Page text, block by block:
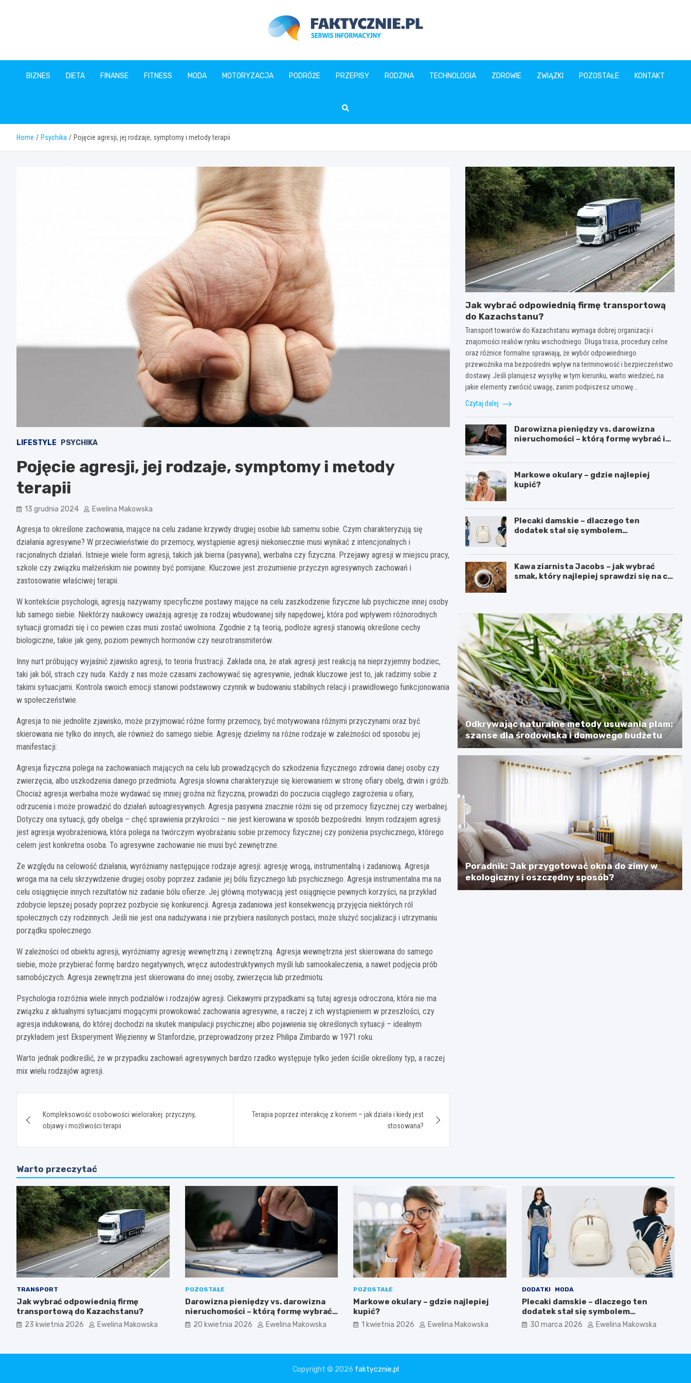
faktycznie.pl
BIZNES DIETA FINANSE FITNESS MODA MOTORYZACJA PODRÓŻE PRZEPISY RODZINA TECHNOLOGIA ZDROWIE ZWIĄZKI POZOSTAŁE KONTAKT
Home Psychika Pojęcie agresji, jej rodzaje, symptomy i metody terapii
LIFESTYLE PSYCHIKA
Pojęcie agresji, jej rodzaje, symptomy i metody
terapii
13 grudnia 2024 Ewelina Makowska
Agresja to określone zachowania, mające na celu zadanie krzywdy drugiej osobie lub samemu sobie. Czym charakteryzują się
działania agresywne? W przeciwieństwie do przemocy, wystąpienie agresji niekoniecznie musi wynikać z intencjonalnych i
racjonalnych działań. Istnieje wiele form agresji, takich jak bierna (pasywna), werbalna czy fizyczna. Przejawy agresji w miejscu pracy,
szkole czy związku małżeńskim nie powinny być pomijane. Kluczowe jest zrozumienie przyczyn agresywnych zachowań i
zastosowanie właściwej terapii.
W kontekście psychologii, agresją nazywamy specyficzne postawy mające na celu zaszkodzenie fizyczne lub psychiczne innej osoby
lub samego siebie. Niektórzy naukowcy uważają agresję za rodzaj wbudowanej siły napędowej, która pod wpływem różnorodnych
sytuacji gromadzi się i co pewien czas musi zostać uwolniona. Zgodnie z tą teorią, podłoże agresji stanowią określone cechy
biologiczne, takie jak geny, poziom pewnych hormonów czy neurotransmiterów.
Inny nurt próbujący wyjaśnić zjawisko agresji, to teoria frustracji. Zakłada ona, że atak agresji jest reakcją na nieprzyjemny bodziec,
taki jak ból, strach czy nuda. Każdy z nas może czasami zachowywać się agresywnie, jednak kluczowe jest to, jak radzimy sobie z
takimi sytuacjami. Kontrola swoich emocji stanowi podstawowy czynnik w budowaniu stabilnych relacji i prawidłowego funkcjonowania
w społeczeństwie.
Agresja to nie jednolite zjawisko, może przyjmować różne formy przemocy, być motywowana różnymi przyczynami oraz być
skierowana nie tylko do innych, ale również do samego siebie. Agresję dzielimy na różne rodzaje w zależności od sposobu jej
manifestacji:
Agresja fizyczna polega na zachowaniach mających na celu lub prowadzących do szkodzenia fizycznego zdrowia danej osoby czy
zwierzęcia, albo uszkodzenia danego przedmiotu. Agresja słowna charakteryzuje się kierowaniem w stronę ofiary obelg, drwin i gróźb.
Chociaż agresja werbalna może wydawać się mniej groźna niż fizyczna, prowadzi do poczucia ciągłego zagrożenia u ofiary,
odrzucenia i może prowadzić do działań autoagresywnych. Agresja pasywna znacznie różni się od przemocy fizycznej czy werbalnej.
Dotyczy ona sytuacji, gdy obelga – chęć sprawienia przykrości – nie jest kierowana w sposób bezpośredni. Innym rodzajem agresji
jest agresja wyobrażeniowa, która polega na twórczym wyobrażaniu sobie przemocy fizycznej czy poniżenia psychicznego, którego
celem jest konkretna osoba. To agresywne zachowanie nie musi być zewnętrzne.
Ze względu na celowość działania, wyróżniamy następujące rodzaje agresji: agresję wrogą, instrumentalną i zadaniową. Agresja
wroga ma na celu skrzywdzenie drugiej osoby poprzez zadanie jej bólu fizycznego lub psychicznego. Agresja instrumentalna ma na
celu osiągnięcie innych rezultatów niż zadanie bólu ofierze. Jej główną motywacją jest osiągnięcie pewnych korzyści, na przykład
zdobycie lepszej posady poprzez pozbycie się konkurencji. Agresja zadaniowa jest konsekwencją przyjęcia niektórych ról
społecznych czy rodzinnych. Jeśli nie jest ona nadużywana i nie przybiera nasilonych postaci, może służyć socjalizacji i utrzymaniu
porządku społecznego.
W zależności od obiektu agresji, wyróżniamy agresję wewnętrzną i zewnętrzną. Agresja wewnętrzna jest skierowana do samego
siebie, może przybierać formę bardzo negatywnych, wręcz autodestruktywnych myśli lub samookaleczenia, a nawet podjęcia prób
samobójczych. Agresja zewnętrzna jest skierowana do innej osoby, zwierzęcia lub przedmiotu.
Psychologia rozróżnia wiele innych podziałów i rodzajów agresji. Ciekawymi przypadkami są tutaj agresja odroczona, która nie ma
związku z aktualnymi sytuacjami mogącymi prowokować zachowania agresywne, a raczej z ich wystąpieniem w przeszłości, czy
agresja indukowana, do której dochodzi na skutek manipulacji psychicznej albo pojawienia się określonych sytuacji – idealnym
przykładem jest Eksperyment Więzienny w Stanfordzie, przeprowadzony przez Philipa Zimbardo w 1971 roku.
Warto jednak podkreślić, że w przypadku zachowań agresywnych bardzo rzadko występuje tylko jeden ściśle określony typ, a raczej
mix wielu rodzajów agresji.
wpisuKompleksowość osobowości wielorakiej: przyczyny,
objawy i możliwości terapii
Terapia poprzez interakcję z koniem – jak działa i kiedy jest
stosowana?
Jak wybrać odpowiednią firmę transportową
do Kazachstanu?
Transport towarów do Kazachstanu wymaga dobrej organizacji i
znajomości realiów rynku wschodniego. Długa trasa, procedury celne
oraz różnice formalne sprawiają, że wybór odpowiedniego
przewoźnika ma bezpośredni wpływ na terminowość i bezpieczeństwo
dostawy. Jeśli planujesz wysyłkę w tym kierunku, warto wiedzieć, na
jakie elementy zwrócić uwagę, zanim podpiszesz umowę…
Czytaj dalej
Darowizna pieniędzy vs. darowizna
nieruchomości – którą formę wybrać i
Markowe okulary – gdzie najlepiej
kupić?
Plecaki damskie – dlaczego ten
dodatek stał się symbolem
Kawa ziarnista Jacobs – jak wybrać
smak, który najlepiej sprawdzi się na co
Odkrywając naturalne metody usuwania plam:
szanse dla środowiska i domowego budżetu
Poradnik: Jak przygotować okna do zimy w
ekologiczny i oszczędny sposób?
Warto przeczytać
TRANSPORT
Jak wybrać odpowiednią firmę
transportową do Kazachstanu?
23 kwietnia 2026 Ewelina Makowska
POZOSTAŁE
Darowizna pieniędzy vs. darowizna
nieruchomości – którą formę wybrać i
kiedy konieczny jest notariusz?
20 kwietnia 2026 Ewelina Makowska
POZOSTAŁE
Markowe okulary – gdzie najlepiej
kupić?
1 kwietnia 2026 Ewelina Makowska
DODATKI MODA
Plecaki damskie – dlaczego ten
dodatek stał się symbolem
nowoczesnej wygody i kobiecego
30 marca 2026 Ewelina Makowska
Copyright © 2026 faktycznie.pl